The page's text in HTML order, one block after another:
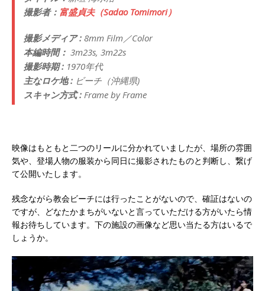
撮影者： 富盛貞夫（Sadao Tomimori）
撮影メディア : 8mm Film／Color
本編時間： 3m23s, 3m22s
撮影時期 : 1970年代
主なロケ地 : ビーチ（沖縄県)
スキャン方式 : Frame by Frame
映像はもともと二つのリールに分かれていましたが、場所の雰囲
気や、登場人物の服装から同日に撮影されたものと判断し、繋げ
て公開いたします。
残念ながら教会ビーチには行ったことがないので、確証はないの
ですが、どなたかまちがいないと言っていただける方がいたら情
報お待ちしています。下の施設の画像など思い当たる方はいるで
しょうか。